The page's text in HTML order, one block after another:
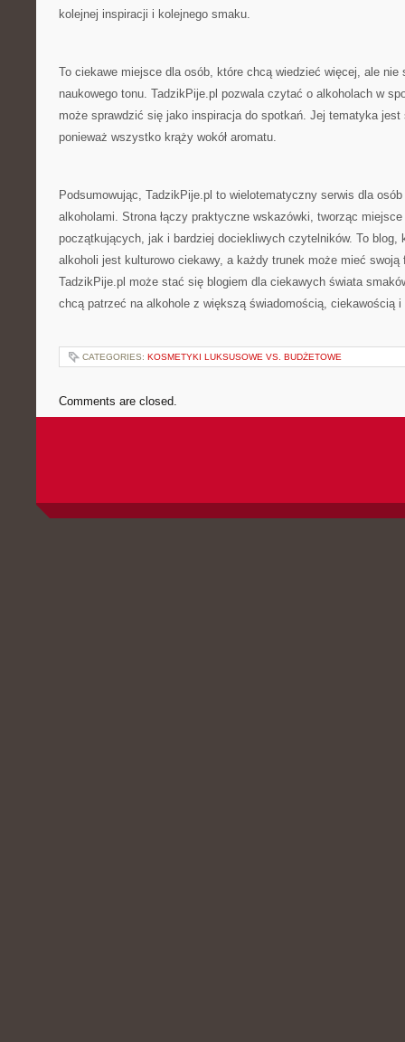
kolejnej inspiracji i kolejnego smaku.
To ciekawe miejsce dla osób, które chcą wiedzieć więcej, ale nie
naukowego tonu. TadzikPije.pl pozwala czytać o alkoholach w
może sprawdzić się jako inspiracja do spotkań. Jej tematyka jest
ponieważ wszystko krąży wokół aromatu.
Podsumowując, TadzikPije.pl to wielotematyczny serwis dla
alkoholami. Strona łączy praktyczne wskazówki, tworząc
początkujących, jak i bardziej dociekliwych czytelników. To blog,
alkoholi jest kulturowo ciekawy, a każdy trunek może mieć
TadzikPije.pl może stać się blogiem dla ciekawych świata
chcą patrzeć na alkohole z większą świadomością, ciekawością i
CATEGORIES: KOSMETYKI LUKSUSOWE VS. BUDŻETOWE
Comments are closed.